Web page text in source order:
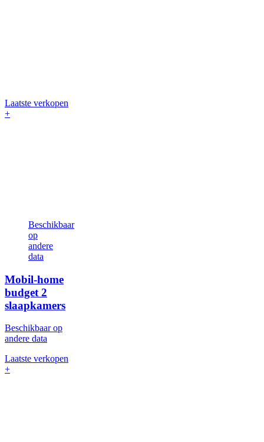
Laatste verkopen
+
Beschikbaar
op
andere
data
Mobil-home
budget 2
slaapkamers
Beschikbaar op
andere data
Laatste verkopen
+